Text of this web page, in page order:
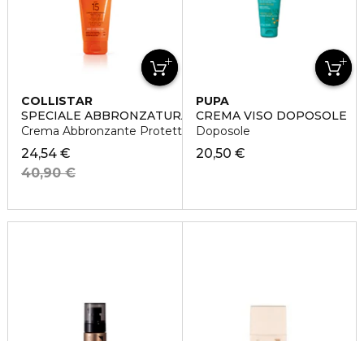
COLLISTAR
SPECIALE ABBRONZATURA PERFETTA
Crema Abbronzante Protettiva SPF15
24,54 €
40,90 €
PUPA
CREMA VISO DOPOSOLE
Doposole
20,50 €